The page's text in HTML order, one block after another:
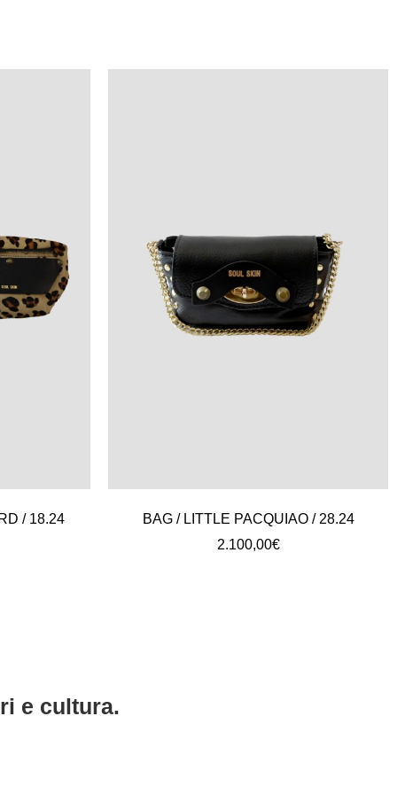
/ 18.24
BAG / LITTLE PACQUIAO / 28.24
2.100,00€
e cultura.